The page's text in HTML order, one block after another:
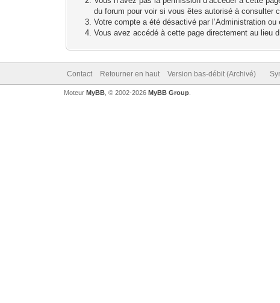
du forum pour voir si vous êtes autorisé à consulter
Votre compte a été désactivé par l’Administration
Vous avez accédé à cette page directement au lieu
Contact Retourner en haut Version bas-débit (Archivé)
Moteur MyBB, © 2002-2026 MyBB Group.